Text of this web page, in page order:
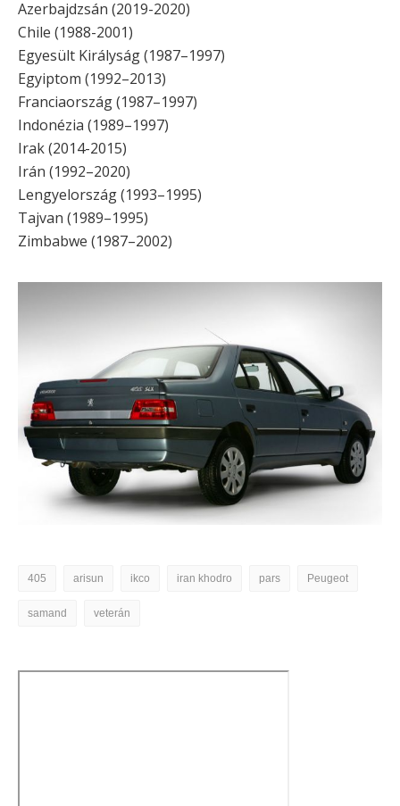
Azerbajdzsán (2019-2020)
Chile (1988-2001)
Egyesült Királyság (1987–1997)
Egyiptom (1992–2013)
Franciaország (1987–1997)
Indonézia (1989–1997)
Irak (2014-2015)
Irán (1992–2020)
Lengyelország (1993–1995)
Tajvan (1989–1995)
Zimbabwe (1987–2002)
405 arisun ikco iran khodro pars Peugeot
samand veterán